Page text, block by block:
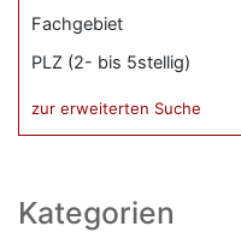
Fachgebiet
PLZ (2- bis 5stellig)
zur erweiterten Suche
Kategorien